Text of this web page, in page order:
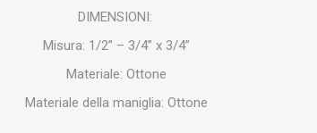
DIMENSIONI:
Misura: 1/2” – 3/4” x 3/4”
Materiale: Ottone
Materiale della maniglia: Ottone